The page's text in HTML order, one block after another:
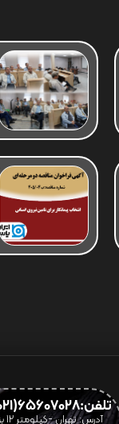
تلفن:65607028(021)